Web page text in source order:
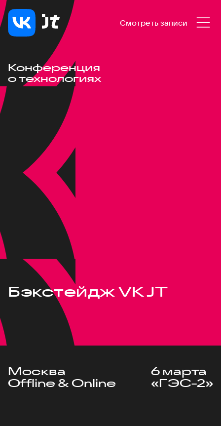
Смотреть записи
Конференция
о технологиях
Бэкстейдж VK JT
Москва
Offline & Online
6 марта
«ГЭС-2»